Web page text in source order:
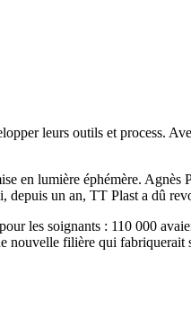
leurs outils et process.
en lumière éphémère. Agnès
depuis un an, TT Plast a dû
les soignants : 110 000
nouvelle filière qui